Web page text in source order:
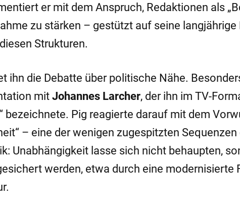
er mit dem Anspruch, Redaktionen als
zu stärken – gestützt auf seine langjährige
Strukturen.
ihn die Debatte über politische Nähe.
mit Johannes Larcher, der ihn im TV-
bezeichnete. Pig reagierte darauf mit dem
– eine der wenigen zugespitzten Sequenzen
Unabhängigkeit lasse sich nicht behaupten,
werden, etwa durch eine modernisierte